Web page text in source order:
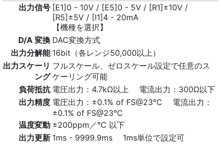
出力信号 [E1]0 - 10V / [E5]0 - 5V / [R1]±10V /
[R5]±5V / [I1]4 - 20mA
【機種を選択】
D/A 変換 DAC変換方式
出力分解能 16bit（各レンジ50,000以上）
出力スケーリ
ング
フルスケール、ゼロスケール設定で任意のス
ケーリング可能
負荷抵抗 電圧出力：4.7kΩ以上 電流出力：300Ω以下
出力精度 電圧出力：±0.1% of FS@23℃ 電流出力：
±0.1% of FS@23℃
温度変動 ±200ppm／℃ 以下
出力更新 1ms - 9999.9ms 1ms単位で設定可